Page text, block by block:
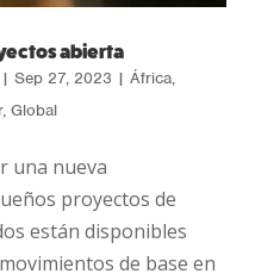
abierta
Sep 27, 2023 | África,
, Global
una nueva
proyectos de
están disponibles
de base en